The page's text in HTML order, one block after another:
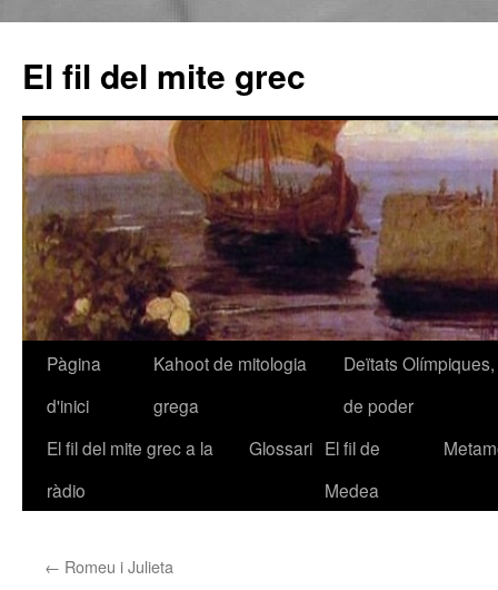
El fil del mite grec
Vés
contingut
Pàgina
d'inici
Kahoot de mitologia
grega
Deïtats
de poder
El fil del mite grec a la
ràdio
Glossari El fil de
Medea
← Romeu i Julieta